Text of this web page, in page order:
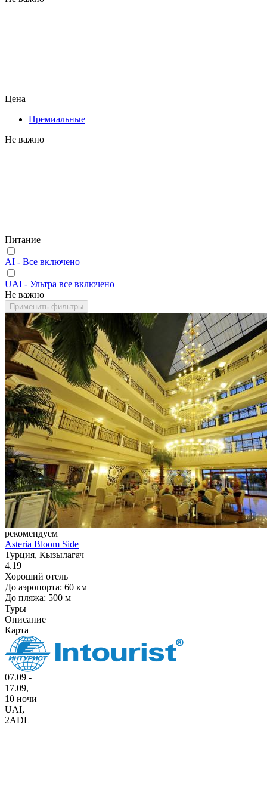
Цена
Премиальные
Не важно
Питание
AI - Все включено
UAI - Ультра все включено
Не важно
Применить фильтры
рекомендуем
Asteria Bloom Side
Турция, Кызылагач
4.19
Хороший отель
До аэропорта: 60 км
До пляжа: 500 м
Туры
Описание
Карта
07.09 -
17.09,
10 ночи
UAI,
2ADL